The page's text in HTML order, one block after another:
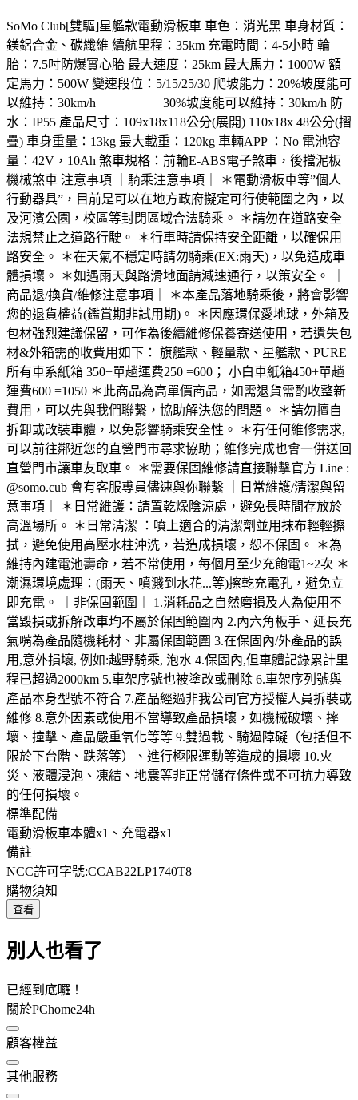
SoMo Club[雙驅]星艦款電動滑板車 車色：消光黑 車身材質：
鎂鋁合金、碳纖維 續航里程：35km 充電時間：4-5小時 輪
胎：7.5吋防爆實心胎 最大速度：25km 最大馬力：1000W 額
定馬力：500W 變速段位：5/15/25/30 爬坡能力：20%坡度能可
以維持：30km/h 30%坡度能可以維持：30km/h 防
水：IP55 產品尺寸：109x18x118公分(展開) 110x18x 48公分(摺
疊) 車身重量：13kg 最大載重：120kg 車輛APP ：No 電池容
量：42V，10Ah 煞車規格：前輪E-ABS電子煞車，後擋泥板
機械煞車 注意事項 ｜騎乘注意事項｜ ＊電動滑板車等”個人
行動器具”，目前是可以在地方政府擬定可行使範圍之內，以
及河濱公園，校區等封閉區域合法騎乘。 ＊請勿在道路安全
法規禁止之道路行駛。 ＊行車時請保持安全距離，以確保用
路安全。 ＊在天氣不穩定時請勿騎乘(EX:雨天)，以免造成車
體損壞。 ＊如遇雨天與路滑地面請減速通行，以策安全。 ｜
商品退/換貨/維修注意事項｜ ＊本產品落地騎乘後，將會影響
您的退貨權益(鑑賞期非試用期)。 ＊因應環保愛地球，外箱及
包材強烈建議保留，可作為後續維修保養寄送使用，若遺失包
材&外箱需酌收費用如下： 旗艦款、輕量款、星艦款、PURE
所有車系紙箱 350+單趟運費250 =600； 小白車紙箱450+單趟
運費600 =1050 ＊此商品為高單價商品，如需退貨需酌收整新
費用，可以先與我們聯繫，協助解決您的問題。 ＊請勿擅自
拆卸或改裝車體，以免影響騎乘安全性。 ＊有任何維修需求,
可以前往鄰近您的直營門市尋求協助；維修完成也會一併送回
直營門市讓車友取車。 ＊需要保固維修請直接聯擊官方 Line :
@somo.cub 會有客服尃員儘速與你聯繫 ｜日常維護/清潔與留
意事項｜ ＊日常維護：請置乾燥陰涼處，避免長時間存放於
高溫場所。 ＊日常清潔 ：噴上適合的清潔劑並用抹布輕輕擦
拭，避免使用高壓水柱沖洗，若造成損壞，恕不保固。 ＊為
維持內建電池壽命，若不常使用，每個月至少充飽電1~2次 ＊
潮濕環境處理：(雨天、噴濺到水花...等)擦乾充電孔，避免立
即充電。 ｜非保固範圍｜ 1.消耗品之自然磨損及人為使用不
當毀損或拆解改車均不屬於保固範圍內 2.內六角板手、延長充
氣嘴為產品隨機耗材、非屬保固範圍 3.在保固內/外產品的誤
用,意外損壞, 例如:越野騎乘, 泡水 4.保固內,但車體記錄累計里
程已超過2000km 5.車架序號也被塗改或刪除 6.車架序列號與
產品本身型號不符合 7.產品經過非我公司官方授權人員拆裝或
維修 8.意外因素或使用不當導致產品損壞，如機械破壞、摔
壞、撞擊、產品嚴重氧化等等 9.雙過載、騎過障礙（包括但不
限於下台階、跌落等）、進行極限運動等造成的損壞 10.火
災、液體浸泡、凍結、地震等非正常儲存條件或不可抗力導致
的任何損壞。
標準配備
電動滑板車本體x1、充電器x1
備註
NCC許可字號:CCAB22LP1740T8
購物須知
查看
別人也看了
已經到底囉！
關於PChome24h
顧客權益
其他服務